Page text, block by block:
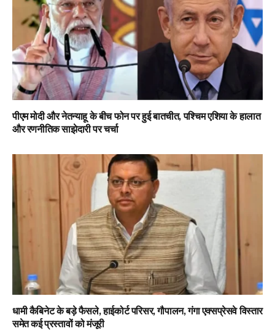
पीएम मोदी और नेतन्याहू के बीच फोन पर हुई बातचीत, पश्चिम एशिया के हालात
और रणनीतिक साझेदारी पर चर्चा
धामी कैबिनेट के बड़े फैसले, हाईकोर्ट परिसर, गौपालन, गंगा एक्सप्रेसवे विस्तार
समेत कई प्रस्तावों को मंजूरी